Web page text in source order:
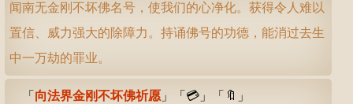
闻南无金刚不坏佛名号，使我们的心净化。获得令人难以
置信、威力强大的除障力。持诵佛号的功德，能消过去生
中一万劫的罪业。
「 向法界金刚不坏佛祈愿 」「 💳 」「 🔖 」